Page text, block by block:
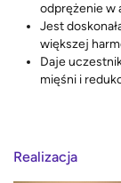
odprężenie w
Jest
większej
Daje
mięśni i
Realizacja